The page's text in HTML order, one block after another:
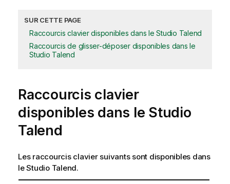
SUR CETTE PAGE
Raccourcis clavier disponibles dans le Studio Talend
Raccourcis de glisser-déposer disponibles dans le
Studio Talend
Raccourcis clavier
disponibles dans le Studio
Talend
Les raccourcis clavier suivants sont disponibles dans
leStudio Talend.